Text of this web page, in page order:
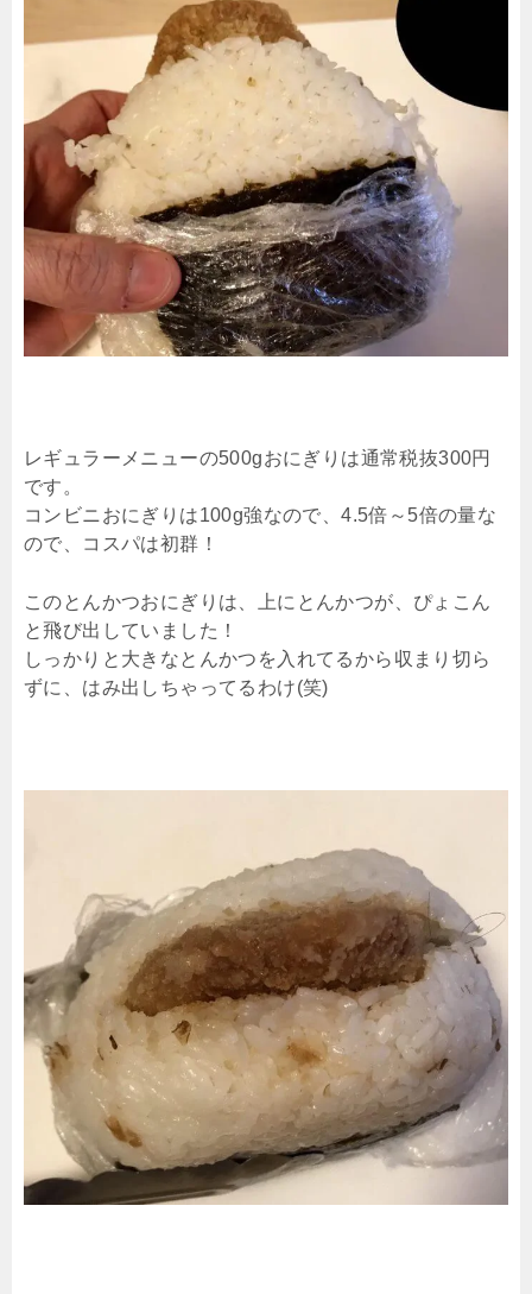
レギュラーメニューの500gおにぎりは通常税抜300円
です。
コンビニおにぎりは100g強なので、4.5倍～5倍の量な
ので、コスパは初群！
このとんかつおにぎりは、上にとんかつが、ぴょこん
と飛び出していました！
しっかりと大きなとんかつを入れてるから収まり切ら
ずに、はみ出しちゃってるわけ(笑)